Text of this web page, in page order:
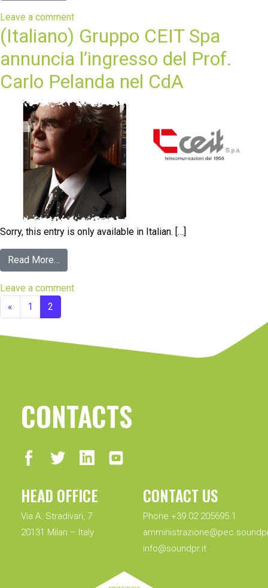
Leave a comment
(Italiano) Gruppo CEIT Spa
annuncia l’ingresso del Prof.
Carlo Pelanda nel CdA
Sorry, this entry is only available in Italian. […]
Read More…
Leave a comment
«
1 2
CONTACTS
HEAD OFFICE
Via A. Stradivari, 7
20131 Milan – Italy
CONTACT US
Phone +39 02 205695.1
info@soundpr.it